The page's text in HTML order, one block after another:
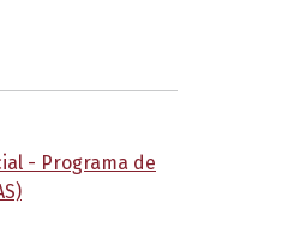
- Programa de